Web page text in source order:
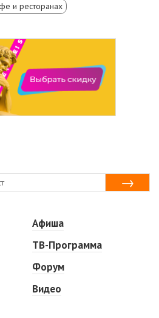
и ресторанах
Афиша
ТВ-Программа
Форум
Видео